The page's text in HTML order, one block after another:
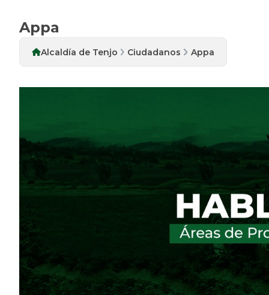
Appa
Alcaldía de Tenjo Ciudadanos Appa